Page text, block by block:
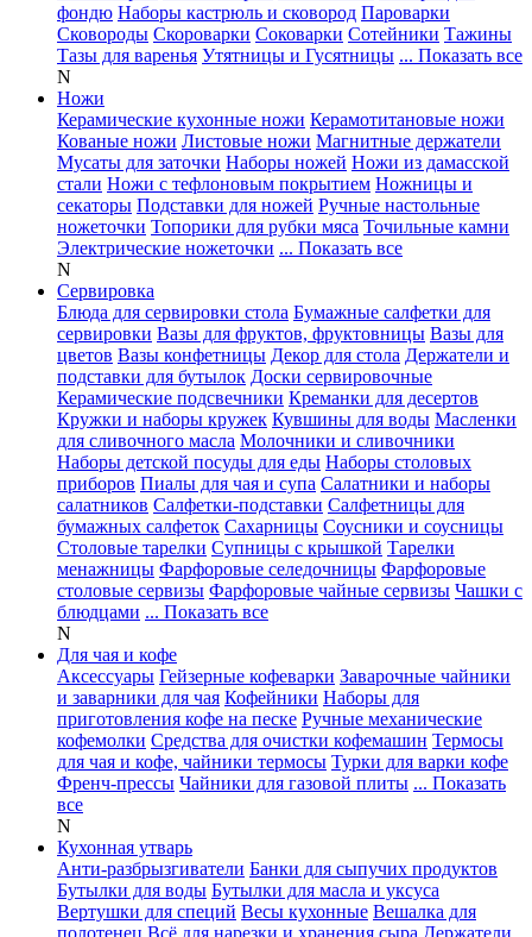
фондю Наборы кастрюль и сковород Пароварки
Сковороды Скороварки Соковарки Сотейники Тажины
Тазы для варенья Утятницы и Гусятницы ... Показать все
N
Ножи
Керамические кухонные ножи Керамотитановые ножи
Кованые ножи Листовые ножи Магнитные держатели
Мусаты для заточки Наборы ножей Ножи из дамасской
стали Ножи с тефлоновым покрытием Ножницы и
секаторы Подставки для ножей Ручные настольные
ножеточки Топорики для рубки мяса Точильные камни
Электрические ножеточки ... Показать все
N
Сервировка
Блюда для сервировки стола Бумажные салфетки для
сервировки Вазы для фруктов, фруктовницы Вазы для
цветов Вазы конфетницы Декор для стола Держатели и
подставки для бутылок Доски сервировочные
Керамические подсвечники Креманки для десертов
Кружки и наборы кружек Кувшины для воды Масленки
для сливочного масла Молочники и сливочники
Наборы детской посуды для еды Наборы столовых
приборов Пиалы для чая и супа Салатники и наборы
салатников Салфетки-подставки Салфетницы для
бумажных салфеток Сахарницы Соусники и соусницы
Столовые тарелки Супницы с крышкой Тарелки
менажницы Фарфоровые селедочницы Фарфоровые
столовые сервизы Фарфоровые чайные сервизы Чашки с
блюдцами ... Показать все
N
Для чая и кофе
Аксессуары Гейзерные кофеварки Заварочные чайники
и заварники для чая Кофейники Наборы для
приготовления кофе на песке Ручные механические
кофемолки Средства для очистки кофемашин Термосы
для чая и кофе, чайники термосы Турки для варки кофе
Френч-прессы Чайники для газовой плиты ... Показать
все
N
Кухонная утварь
Анти-разбрызгиватели Банки для сыпучих продуктов
Бутылки для воды Бутылки для масла и уксуса
Вертушки для специй Весы кухонные Вешалка для
полотенец Всё для нарезки и хранения сыра Держатели